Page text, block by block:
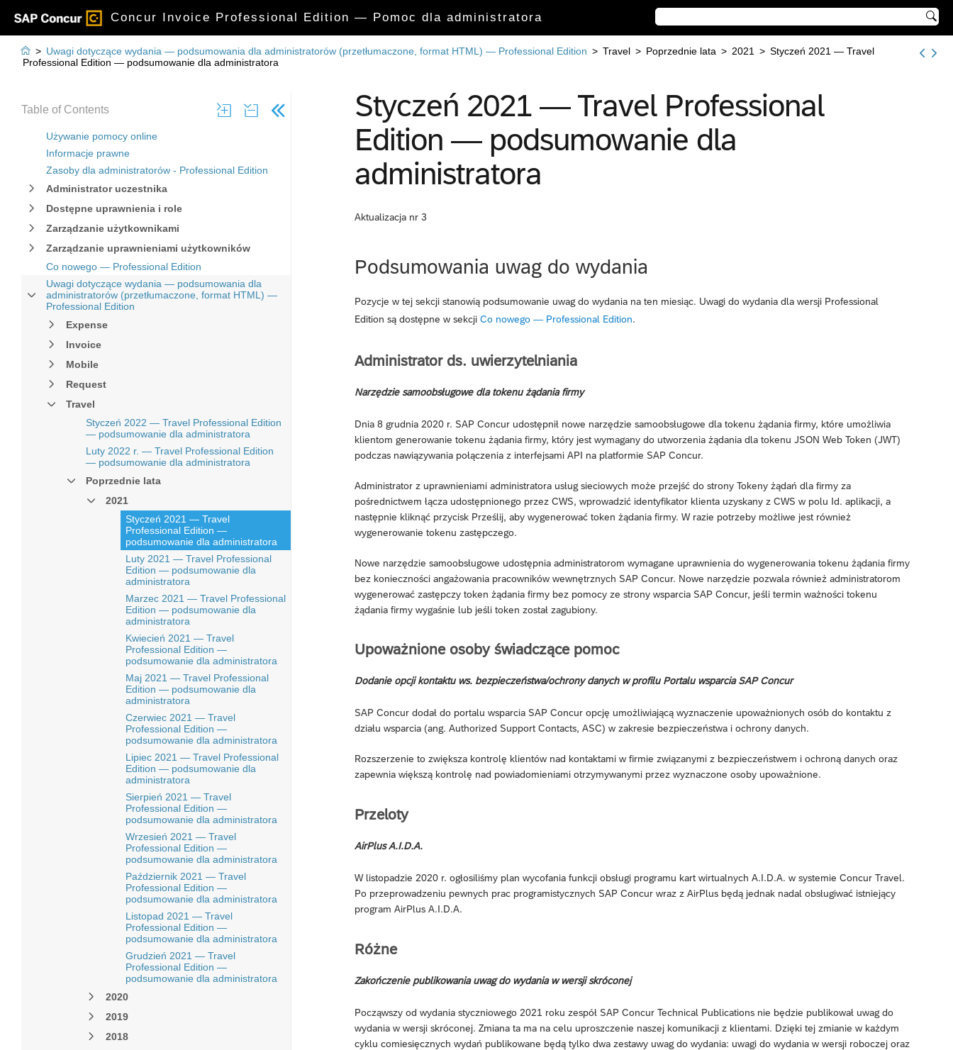
Concur Invoice Professional Edition — Pomoc dla administratora 
Table of Contents
Używanie pomocy online
Informacje prawne
Zasoby dla administratorów - Professional Edition
Administrator uczestnika
Dostępne uprawnienia i role
Zarządzanie użytkownikami
Zarządzanie uprawnieniami użytkowników
Co nowego — Professional Edition
Uwagi dotyczące wydania — podsumowania dla
administratorów (przetłumaczone, format HTML) —
Professional Edition
Expense
Invoice
Mobile
Request
Travel
Styczeń 2022 — Travel Professional Edition
— podsumowanie dla administratora
Luty 2022 r. — Travel Professional Edition
— podsumowanie dla administratora
Poprzednie lata
2021
Styczeń 2021 — Travel
Professional Edition —
podsumowanie dla administratora
Luty 2021 — Travel Professional
Edition — podsumowanie dla
administratora
Marzec 2021 — Travel Professional
Edition — podsumowanie dla
administratora
Kwiecień 2021 — Travel
Professional Edition —
podsumowanie dla administratora
Maj 2021 — Travel Professional
Edition — podsumowanie dla
administratora
Czerwiec 2021 — Travel
Professional Edition —
podsumowanie dla administratora
Lipiec 2021 — Travel Professional
Edition — podsumowanie dla
administratora
Sierpień 2021 — Travel
Professional Edition —
podsumowanie dla administratora
Wrzesień 2021 — Travel
Professional Edition —
podsumowanie dla administratora
Październik 2021 — Travel
Professional Edition —
podsumowanie dla administratora
Listopad 2021 — Travel
Professional Edition —
podsumowanie dla administratora
Grudzień 2021 — Travel
Professional Edition —
podsumowanie dla administratora
2020
2019
2018
 > Uwagi dotyczące wydania — podsumowania dla administratorów (przetłumaczone, format HTML) — Professional Edition > Travel > Poprzednie lata > 2021 > Styczeń 2021 — Travel
Professional Edition — podsumowanie dla administratora
Styczeń 2021 — Travel Professional
Edition — podsumowanie dla
administratora
Aktualizacja nr 3
Podsumowania uwag do wydania
Pozycje w tej sekcji stanowią podsumowanie uwag do wydania na ten miesiąc. Uwagi do wydania dla wersji Professional
Edition są dostępne w sekcji Co nowego — Professional Edition.
Administrator ds. uwierzytelniania
Narzędzie samoobsługowe dla tokenu żądania firmy
Dnia 8 grudnia 2020 r. SAP Concur udostępnił nowe narzędzie samoobsługowe dla tokenu żądania firmy, które umożliwia
klientom generowanie tokenu żądania firmy, który jest wymagany do utworzenia żądania dla tokenu JSON Web Token (JWT)
podczas nawiązywania połączenia z interfejsami API na platformie SAP Concur.
Administrator z uprawnieniami administratora usług sieciowych może przejść do strony Tokeny żądań dla firmy za
pośrednictwem łącza udostępnionego przez CWS, wprowadzić identyfikator klienta uzyskany z CWS w polu Id. aplikacji, a
następnie kliknąć przycisk Prześlij, aby wygenerować token żądania firmy. W razie potrzeby możliwe jest również
wygenerowanie tokenu zastępczego.
Nowe narzędzie samoobsługowe udostępnia administratorom wymagane uprawnienia do wygenerowania tokenu żądania firmy
bez konieczności angażowania pracowników wewnętrznych SAP Concur. Nowe narzędzie pozwala również administratorom
wygenerować zastępczy token żądania firmy bez pomocy ze strony wsparcia SAP Concur, jeśli termin ważności tokenu
żądania firmy wygaśnie lub jeśli token został zagubiony.
Upoważnione osoby świadczące pomoc
Dodanie opcji kontaktu ws. bezpieczeństwa/ochrony danych w profilu Portalu wsparcia SAP Concur
SAP Concur dodał do portalu wsparcia SAP Concur opcję umożliwiającą wyznaczenie upoważnionych osób do kontaktu z
działu wsparcia (ang. Authorized Support Contacts, ASC) w zakresie bezpieczeństwa i ochrony danych.
Rozszerzenie to zwiększa kontrolę klientów nad kontaktami w firmie związanymi z bezpieczeństwem i ochroną danych oraz
zapewnia większą kontrolę nad powiadomieniami otrzymywanymi przez wyznaczone osoby upoważnione.
Przeloty
AirPlus A.I.D.A.
W listopadzie 2020 r. ogłosiliśmy plan wycofania funkcji obsługi programu kart wirtualnych A.I.D.A. w systemie Concur Travel.
Po przeprowadzeniu pewnych prac programistycznych SAP Concur wraz z AirPlus będą jednak nadal obsługiwać istniejący
program AirPlus A.I.D.A.
Różne
Zakończenie publikowania uwag do wydania w wersji skróconej
Począwszy od wydania styczniowego 2021 roku zespół SAP Concur Technical Publications nie będzie publikował uwag do
wydania w wersji skróconej. Zmiana ta ma na celu uproszczenie naszej komunikacji z klientami. Dzięki tej zmianie w każdym
cyklu comiesięcznych wydań publikowane będą tylko dwa zestawy uwag do wydania: uwagi do wydania w wersji roboczej oraz